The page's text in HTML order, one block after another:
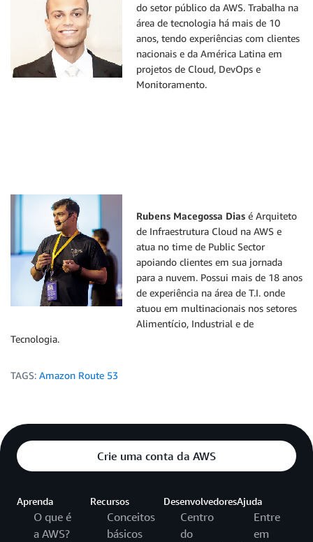
do setor público da AWS. Trabalha na
área de tecnologia há mais de 10
anos, tendo experiências com clientes
nacionais e da América Latina em
projetos de Cloud, DevOps e
Monitoramento.
Rubens Macegossa Dias é Arquiteto
de Infraestrutura Cloud na AWS e
atua no time de Public Sector
apoiando clientes em sua jornada
para a nuvem. Possui mais de 18 anos
de experiência na área de T.I. onde
atuou em multinacionais nos setores
Alimentício, Industrial e de
Tecnologia.
TAGS: Amazon Route 53
Crie uma conta da AWS
Aprenda
O que é
a AWS?
Recursos
Conceitos
básicos
Desenvolvedores
Centro
do
Ajuda
Entre
em